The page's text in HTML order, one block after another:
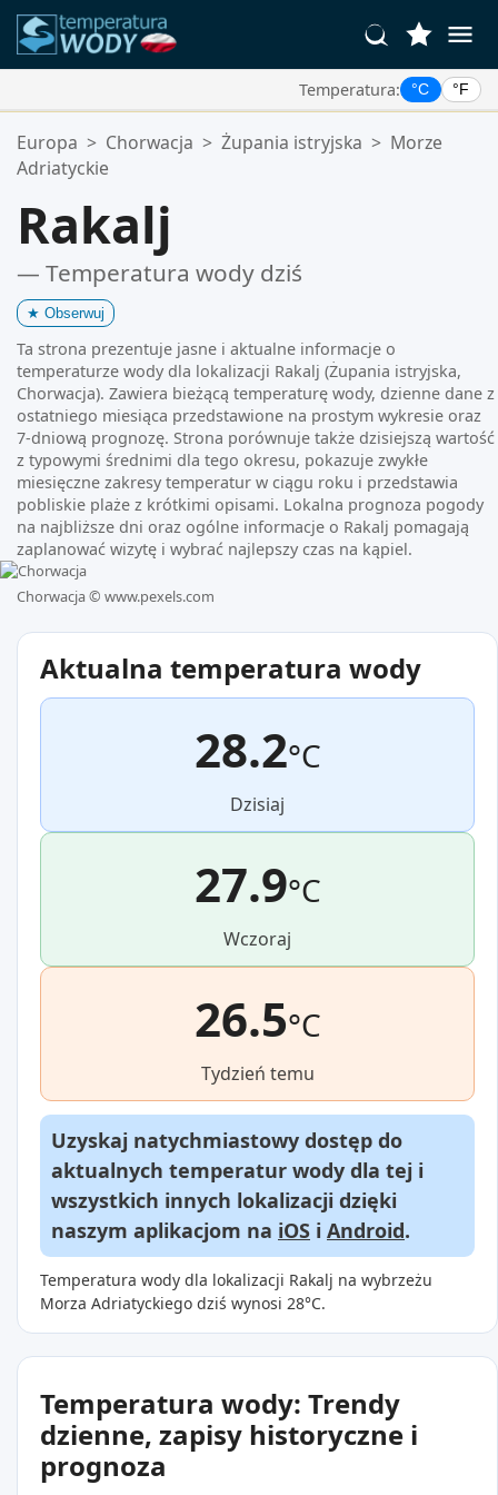
Temperatura: °C °F
Twoje Ulubione Lokalizacje:
Twoja lista ulubionych jest pusta.
Europa > Chorwacja > Żupania istryjska > Morze
Adriatyckie
Rakalj
— Temperatura wody dziś
★ Obserwuj
Ta strona prezentuje jasne i aktualne informacje o
temperaturze wody dla lokalizacji Rakalj (Żupania istryjska,
Chorwacja). Zawiera bieżącą temperaturę wody, dzienne dane z
ostatniego miesiąca przedstawione na prostym wykresie oraz
7-dniową prognozę. Strona porównuje także dzisiejszą wartość
z typowymi średnimi dla tego okresu, pokazuje zwykłe
miesięczne zakresy temperatur w ciągu roku i przedstawia
pobliskie plaże z krótkimi opisami. Lokalna prognoza pogody
na najbliższe dni oraz ogólne informacje o Rakalj pomagają
zaplanować wizytę i wybrać najlepszy czas na kąpiel.
Chorwacja © www.pexels.com
Aktualna temperatura wody
28.2°C
Dzisiaj
27.9°C
Wczoraj
26.5°C
Tydzień temu
Uzyskaj natychmiastowy dostęp do
aktualnych temperatur wody dla tej i
wszystkich innych lokalizacji dzięki
naszym aplikacjom na iOS i Android.
Temperatura wody dla lokalizacji Rakalj na wybrzeżu
Morza Adriatyckiego dziś wynosi 28°C.
Temperatura wody: Trendy
dzienne, zapisy historyczne i
prognoza